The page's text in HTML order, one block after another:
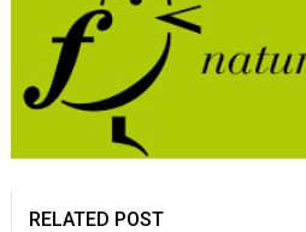
RELATED POST